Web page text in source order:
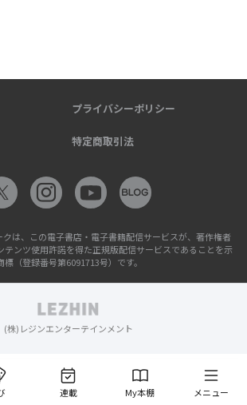
連載 My本棚 メニュー
プライバシーポリシー
特定商取引法
クは、この電子書店・電子書籍配信サービスが、著作権者
テンツ使用許諾を得た正規版配信サービスであることを示
標（登録番号第6091713号）です。
(株)レジンエンターテインメント